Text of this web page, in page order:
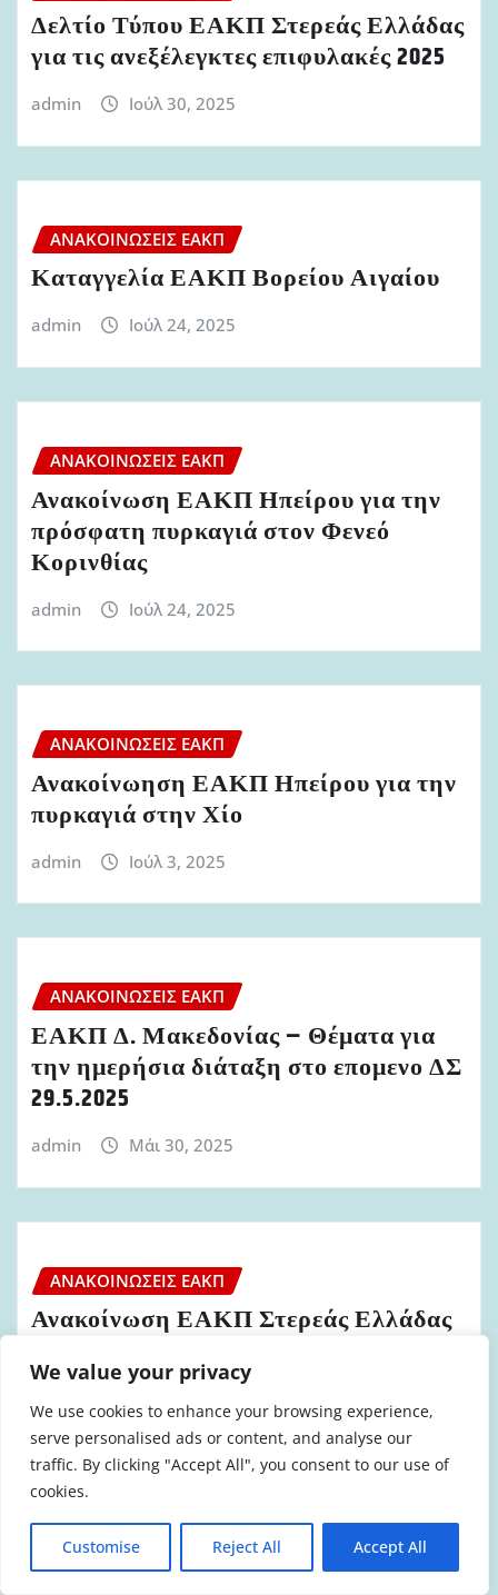
We value your privacy
We use cookies to enhance your browsing experience,
serve personalised ads or content, and analyse our
traffic. By clicking "Accept All", you consent to our use of
cookies.
Customise Reject All Accept All
Δελτίο Τύπου ΕΑΚΠ Στερεάς Ελλάδας
για τις ανεξέλεγκτες επιφυλακές 2025
admin Ιούλ 30, 2025
ΑΝΑΚΟΙΝΏΣΕΙΣ ΕΑΚΠ
Καταγγελία ΕΑΚΠ Βορείου Αιγαίου
admin Ιούλ 24, 2025
ΑΝΑΚΟΙΝΏΣΕΙΣ ΕΑΚΠ
Ανακοίνωση ΕΑΚΠ Ηπείρου για την
πρόσφατη πυρκαγιά στον Φενεό
Κορινθίας
admin Ιούλ 24, 2025
ΑΝΑΚΟΙΝΏΣΕΙΣ ΕΑΚΠ
Ανακοίνωηση ΕΑΚΠ Ηπείρου για την
πυρκαγιά στην Χίο
admin Ιούλ 3, 2025
ΑΝΑΚΟΙΝΏΣΕΙΣ ΕΑΚΠ
ΕΑΚΠ Δ. Μακεδονίας – Θέματα για
την ημερήσια διάταξη στο επομενο ΔΣ
29.5.2025
admin Μάι 30, 2025
ΑΝΑΚΟΙΝΏΣΕΙΣ ΕΑΚΠ
Ανακοίνωση ΕΑΚΠ Στερεάς Ελλάδας
σωματείου στις 22.5.2025
Μάι 25, 2025